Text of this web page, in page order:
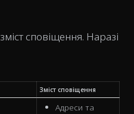
сповіщення. Наразі
Зміст сповіщення
Адреси та